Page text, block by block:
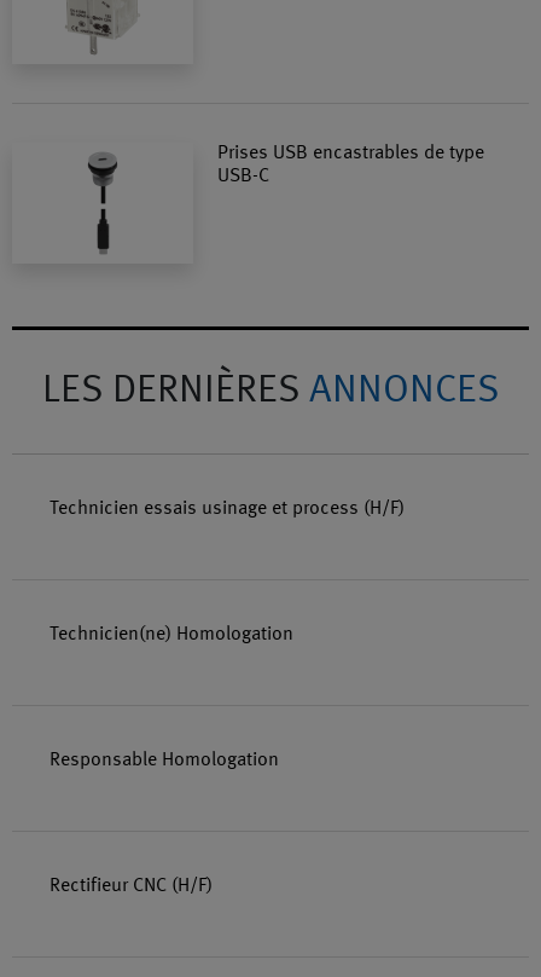
Prises USB encastrables de type
USB-C
LES DERNIÈRES ANNONCES
Technicien essais usinage et process (H/F)
Technicien(ne) Homologation
Responsable Homologation
Rectifieur CNC (H/F)